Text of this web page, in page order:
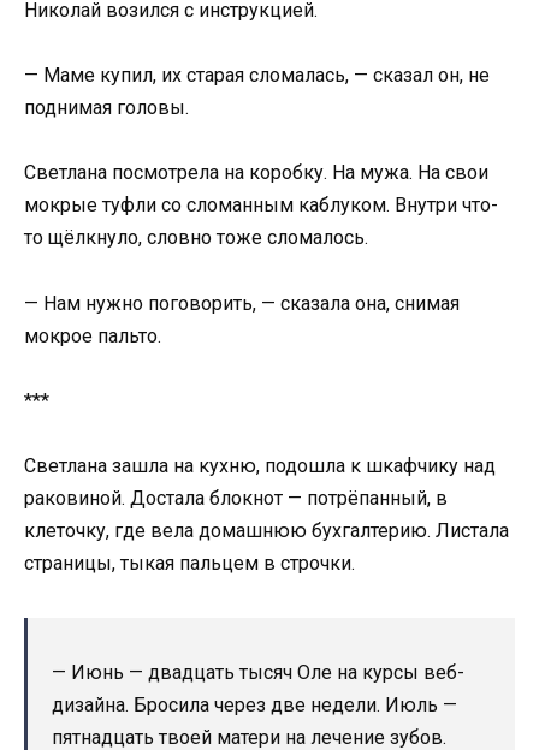
Николай возился с инструкцией.
— Маме купил, их старая сломалась, — сказал он, не
поднимая головы.
Светлана посмотрела на коробку. На мужа. На свои
мокрые туфли со сломанным каблуком. Внутри что-
то щёлкнуло, словно тоже сломалось.
— Нам нужно поговорить, — сказала она, снимая
мокрое пальто.
***
Светлана зашла на кухню, подошла к шкафчику над
раковиной. Достала блокнот — потрёпанный, в
клеточку, где вела домашнюю бухгалтерию. Листала
страницы, тыкая пальцем в строчки.
— Июнь — двадцать тысяч Оле на курсы веб-
дизайна. Бросила через две недели. Июль —
пятнадцать твоей матери на лечение зубов.